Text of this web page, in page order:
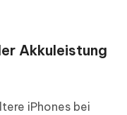
Akkuleistung
iPhones bei